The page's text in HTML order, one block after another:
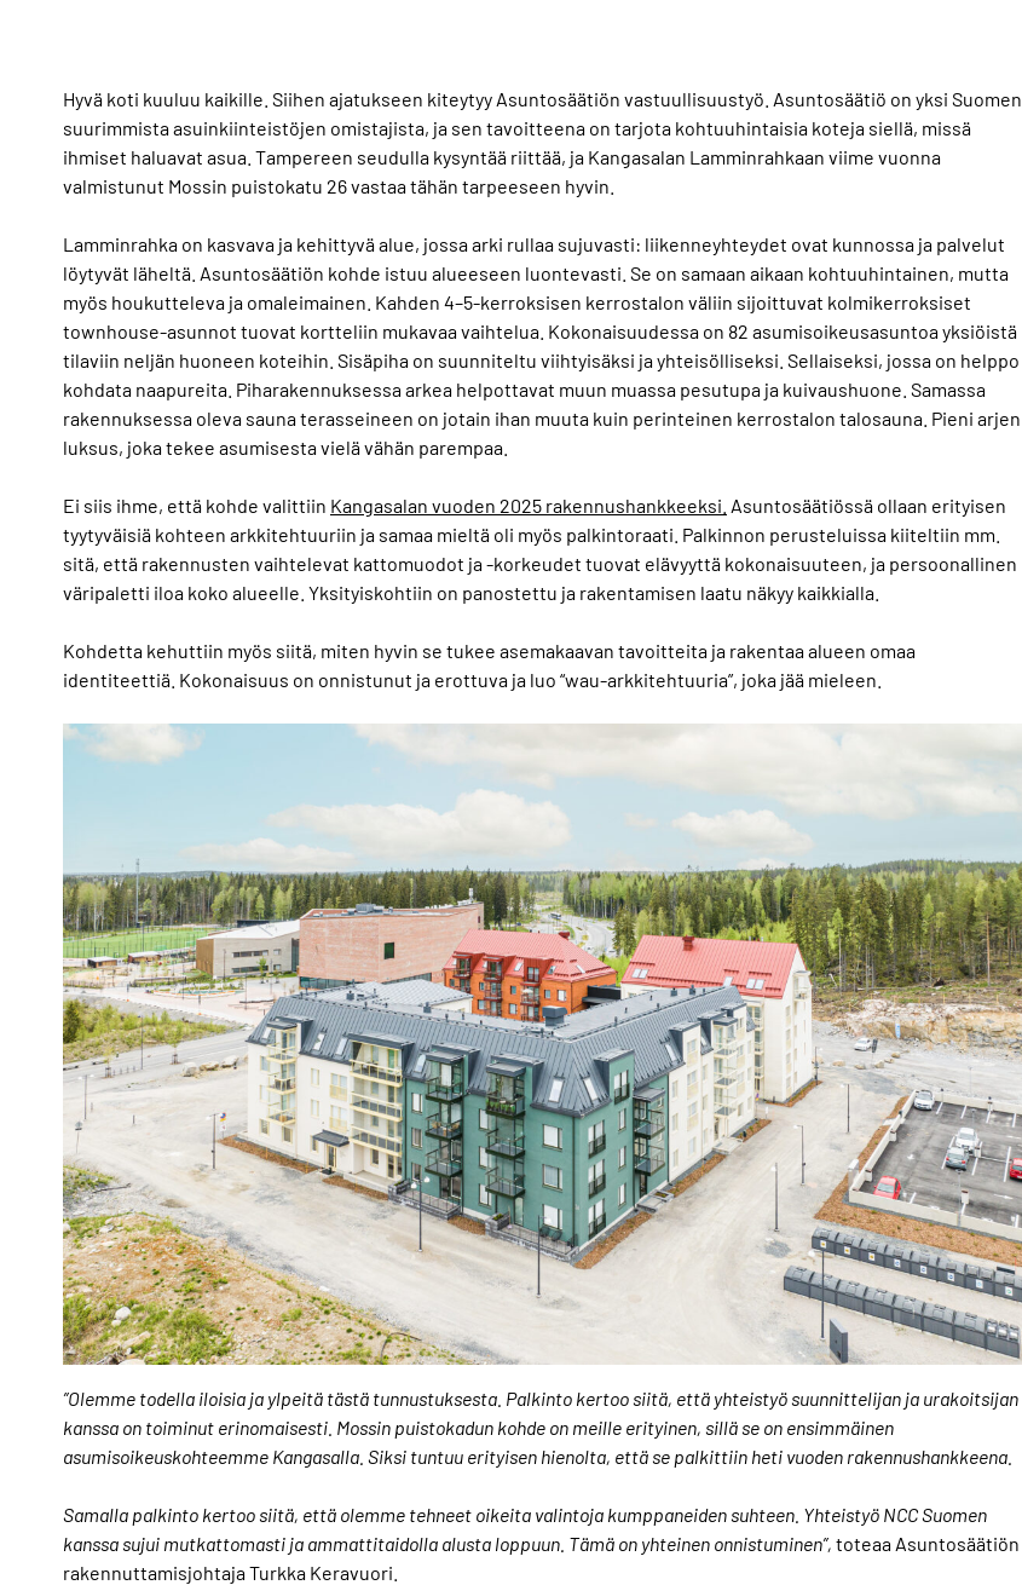
Hyvä koti kuuluu kaikille. Siihen ajatukseen kiteytyy Asuntosäätiön vastuullisuustyö. Asuntosäätiö on yksi Suomen
suurimmista asuinkiinteistöjen omistajista, ja sen tavoitteena on tarjota kohtuuhintaisia koteja siellä, missä
ihmiset haluavat asua. Tampereen seudulla kysyntää riittää, ja Kangasalan Lamminrahkaan viime vuonna
valmistunut Mossin puistokatu 26 vastaa tähän tarpeeseen hyvin.
Lamminrahka on kasvava ja kehittyvä alue, jossa arki rullaa sujuvasti: liikenneyhteydet ovat kunnossa ja palvelut
löytyvät läheltä. Asuntosäätiön kohde istuu alueeseen luontevasti. Se on samaan aikaan kohtuuhintainen, mutta
myös houkutteleva ja omaleimainen. Kahden 4–5-kerroksisen kerrostalon väliin sijoittuvat kolmikerroksiset
townhouse-asunnot tuovat kortteliin mukavaa vaihtelua. Kokonaisuudessa on 82 asumisoikeusasuntoa yksiöistä
tilaviin neljän huoneen koteihin. Sisäpiha on suunniteltu viihtyisäksi ja yhteisölliseksi. Sellaiseksi, jossa on helppo
kohdata naapureita. Piharakennuksessa arkea helpottavat muun muassa pesutupa ja kuivaushuone. Samassa
rakennuksessa oleva sauna terasseineen on jotain ihan muuta kuin perinteinen kerrostalon talosauna. Pieni arjen
luksus, joka tekee asumisesta vielä vähän parempaa.
Ei siis ihme, että kohde valittiin Kangasalan vuoden 2025 rakennushankkeeksi. Asuntosäätiössä ollaan erityisen
tyytyväisiä kohteen arkkitehtuuriin ja samaa mieltä oli myös palkintoraati. Palkinnon perusteluissa kiiteltiin mm.
sitä, että rakennusten vaihtelevat kattomuodot ja -korkeudet tuovat elävyyttä kokonaisuuteen, ja persoonallinen
väripaletti iloa koko alueelle. Yksityiskohtiin on panostettu ja rakentamisen laatu näkyy kaikkialla.
Kohdetta kehuttiin myös siitä, miten hyvin se tukee asemakaavan tavoitteita ja rakentaa alueen omaa
identiteettiä. Kokonaisuus on onnistunut ja erottuva ja luo “wau-arkkitehtuuria”, joka jää mieleen.
”Olemme todella iloisia ja ylpeitä tästä tunnustuksesta. Palkinto kertoo siitä, että yhteistyö suunnittelijan ja urakoitsijan
kanssa on toiminut erinomaisesti. Mossin puistokadun kohde on meille erityinen, sillä se on ensimmäinen
asumisoikeuskohteemme Kangasalla. Siksi tuntuu erityisen hienolta, että se palkittiin heti vuoden rakennushankkeena.
Samalla palkinto kertoo siitä, että olemme tehneet oikeita valintoja kumppaneiden suhteen. Yhteistyö NCC Suomen
kanssa sujui mutkattomasti ja ammattitaidolla alusta loppuun. Tämä on yhteinen onnistuminen”, toteaa Asuntosäätiön
rakennuttamisjohtaja Turkka Keravuori.